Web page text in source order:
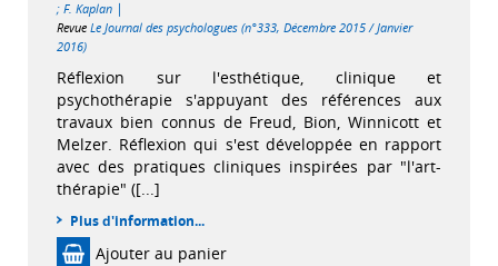
; F. Kaplan |
Revue Le Journal des psychologues (n°333, Décembre 2015 / Janvier
2016)
Réflexion sur l'esthétique, clinique et
psychothérapie s'appuyant des références aux
travaux bien connus de Freud, Bion, Winnicott et
Melzer. Réflexion qui s'est développée en rapport
avec des pratiques cliniques inspirées par "l'art-
thérapie" ([...]
Plus d'information...
Ajouter au panier